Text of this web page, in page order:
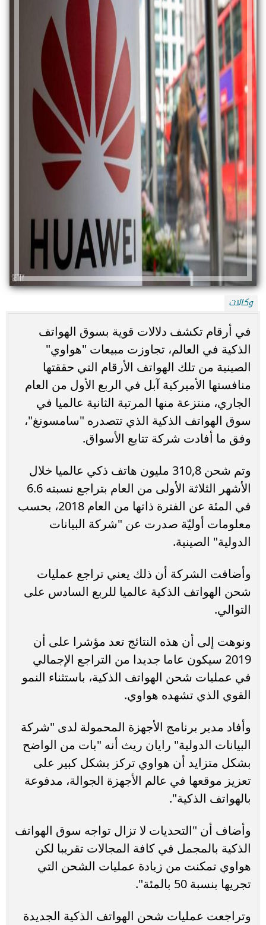
وكالات
في أرقام تكشف دلالات قوية بسوق الهواتف
الذكية في العالم، تجاوزت مبيعات "هواوي"
الصينية من تلك الهواتف الأرقام التي حققتها
منافستها الأميركية آبل في الربع الأول من العام
الجاري، منتزعة منها المرتبة الثانية عالميا في
سوق الهواتف الذكية الذي تتصدره "سامسونغ"،
وفق ما أفادت شركة تتابع الأسواق.
وتم شحن 310,8 مليون هاتف ذكي عالميا خلال
الأشهر الثلاثة الأولى من العام بتراجع نسبته 6.6
في المئة عن الفترة ذاتها من العام 2018، بحسب
معلومات أوليّة صدرت عن "شركة البيانات
الدولية" الصينية.
وأضافت الشركة أن ذلك يعني تراجع عمليات
شحن الهواتف الذكية عالميا للربع السادس على
التوالي.
ونوهت إلى أن هذه النتائج تعد مؤشرا على أن
2019 سيكون عاما جديدا من التراجع الإجمالي
في عمليات شحن الهواتف الذكية، باستثناء النمو
القوي الذي تشهده هواوي.
وأفاد مدير برنامج الأجهزة المحمولة لدى "شركة
البيانات الدولية" رايان ريث أنه "بات من الواضح
بشكل متزايد أن هواوي تركز بشكل كبير على
تعزيز موقعها في عالم الأجهزة الجوالة، مدفوعة
بالهواتف الذكية".
وأضاف أن "التحديات لا تزال تواجه سوق الهواتف
الذكية بالمجمل في كافة المجالات تقريبا لكن
هواوي تمكنت من زيادة عمليات الشحن التي
تجريها بنسبة 50 بالمئة".
وتراجعت عمليات شحن الهواتف الذكية الجديدة